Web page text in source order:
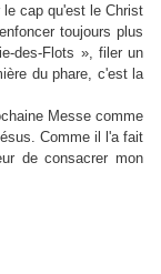
cap qu'est le Christ
toujours plus
des-Flots », filer un
du phare, c'est la
Messe comme
Comme il l'a fait
de consacrer mon